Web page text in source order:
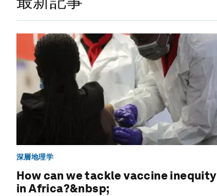
深層地理学
How can we tackle vaccine inequity
in Africa?&nbsp;